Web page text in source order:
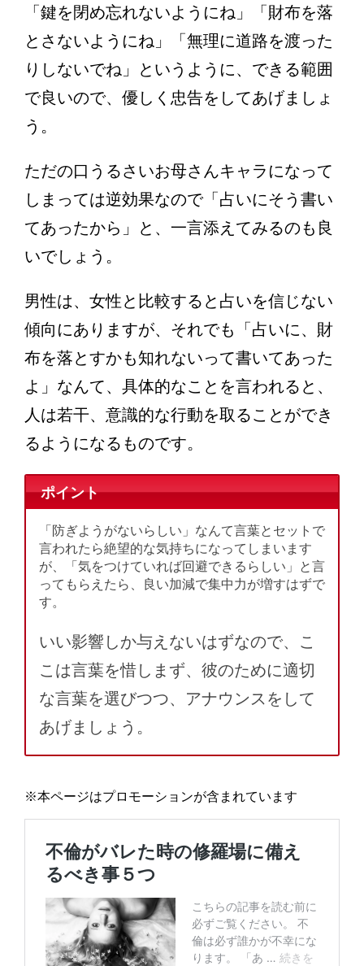
「鍵を閉め忘れないようにね」「財布を落
とさないようにね」「無理に道路を渡った
りしないでね」というように、できる範囲
で良いので、優しく忠告をしてあげましょ
う。
ただの口うるさいお母さんキャラになって
しまっては逆効果なので「占いにそう書い
てあったから」と、一言添えてみるのも良
いでしょう。
男性は、女性と比較すると占いを信じない
傾向にありますが、それでも「占いに、財
布を落とすかも知れないって書いてあった
よ」なんて、具体的なことを言われると、
人は若干、意識的な行動を取ることができ
るようになるものです。
ポイント
「防ぎようがないらしい」なんて言葉とセットで
言われたら絶望的な気持ちになってしまいます
が、「気をつけていれば回避できるらしい」と言
ってもらえたら、良い加減で集中力が増すはずで
す。
いい影響しか与えないはずなので、こ
こは言葉を惜しまず、彼のために適切
な言葉を選びつつ、アナウンスをして
あげましょう。